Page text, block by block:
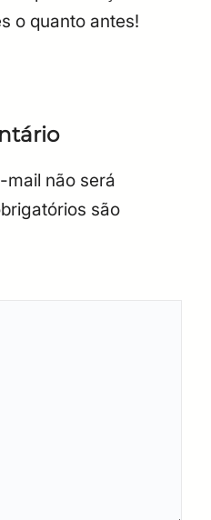
o quanto antes!
mail não será
são